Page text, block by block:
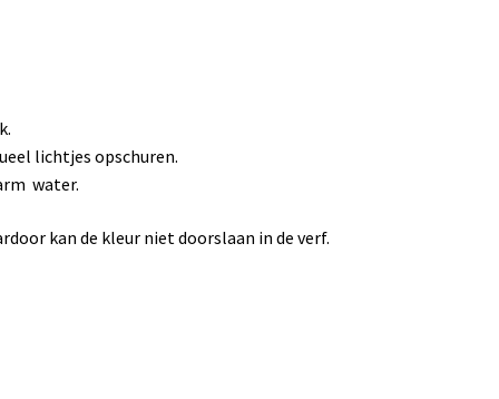
lichtjes opschuren.
water.
kan de kleur niet doorslaan in de verf.